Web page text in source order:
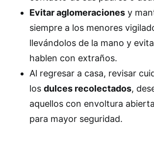
Evitar aglomeraciones y
siempre a los menores
llevándolos de la mano y
hablen con extraños.
Al regresar a casa, revisar
los dulces recolectados,
aquellos con envoltura
para mayor seguridad.